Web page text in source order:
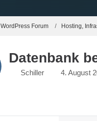
WordPress Forum Hosting,
Datenbank
Schiller 4. August